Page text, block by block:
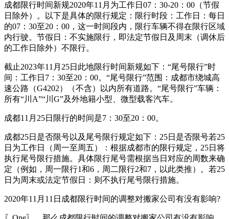
成都限行时间新规2020年11月为工作日07：30-20：00（节假
日除外）。以下是具体的限行规定：限行时段：工作日：每日
的07：30至20：00，这一时间段内，限行车辆不得在限行区域
内行驶。节假日：不实施限行，即法定节假日及周末（调休后
的工作日除外）不限行。
截止2023年11月25日此地限行时间新规如下：“尾号限行”时
间：工作日7：30至20：00。“尾号限行”范围：成都市绕城高
速公路（G4202）（不含）以内所有道路。“尾号限行”车辆：
所有“川A”“川G”及外地籍小型、微型载客汽车。
成都11月25日限行的时间是7：30至20：00。
成都25日是否限号以及尾号限行规定如下：25日是否限号若25
日为工作日（周一至周五）：根据成都市的限行规定，25日将
执行尾号限行措施。具体限行尾号需根据当日对应的周数来确
定（例如，周一限行1和6，周二限行2和7，以此类推）。若25
日为周末或法定节假日：则不执行尾号限行措施。
2020年11月11日成都限行时间的调整对搬家公司有没有影响?